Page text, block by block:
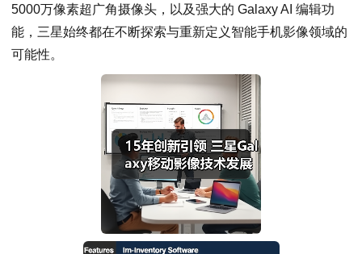
5000万像素超广角摄像头，以及强大的 Galaxy AI 编辑功
能，三星始终都在不断探索与重新定义智能手机影像领域的
可能性。